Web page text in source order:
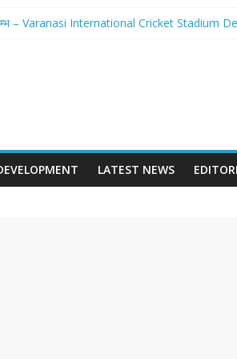
आरम्भ – Varanasi International Cricket Stadium
– Prayagraj 6 Lane Ganga Bridge
Dashrath Path Ayodhya Fourlane Road
LATEST NEWS